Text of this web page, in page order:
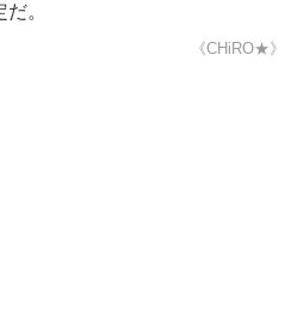
。
《CHiRO★》